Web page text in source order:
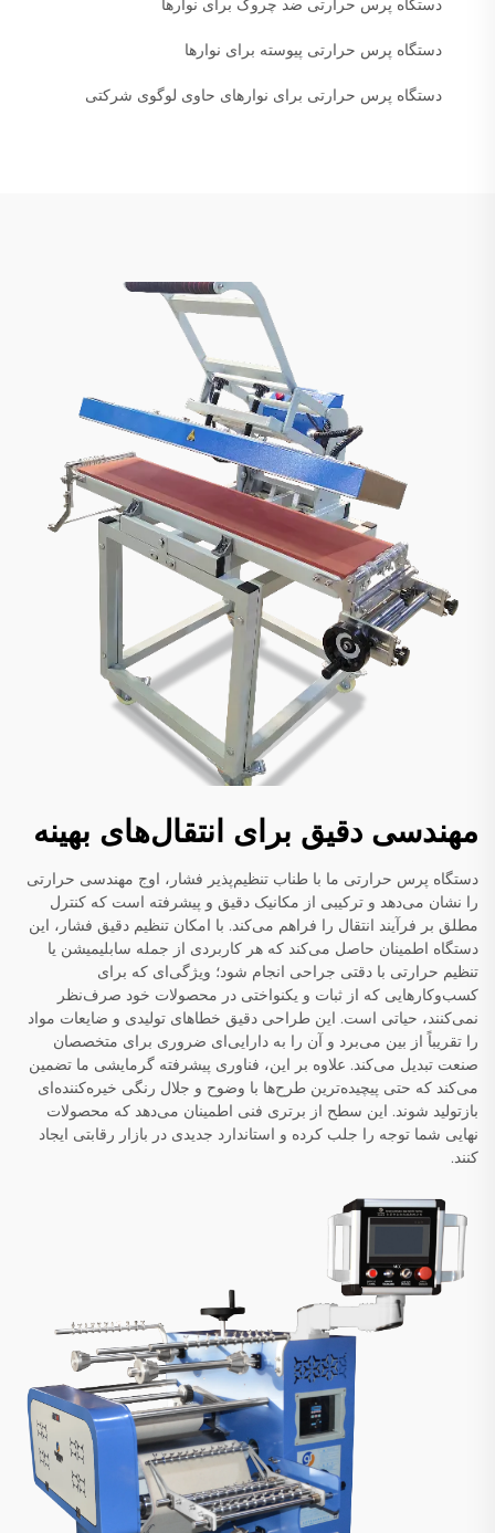
دستگاه پرس حرارتی پیوسته برای نوارها
دستگاه پرس حرارتی برای نوارهای حاوی لوگوی شرکتی
مهندسی دقیق برای انتقال‌های بهینه
دستگاه پرس حرارتی ما با طناب تنظیم‌پذیر فشار، اوج مهندسی حرارتی
را نشان می‌دهد و ترکیبی از مکانیک دقیق و پیشرفته است که کنترل
مطلق بر فرآیند انتقال را فراهم می‌کند. با امکان تنظیم دقیق فشار، این
دستگاه اطمینان حاصل می‌کند که هر کاربردی از جمله سابلیمیشن یا
تنظیم حرارتی با دقتی جراحی انجام شود؛ ویژگی‌ای که برای
کسب‌وکارهایی که از ثبات و یکنواختی در محصولات خود صرف‌نظر
نمی‌کنند، حیاتی است. این طراحی دقیق خطاهای تولیدی و ضایعات مواد
را تقریباً از بین می‌برد و آن را به دارایی‌ای ضروری برای متخصصان
صنعت تبدیل می‌کند. علاوه بر این، فناوری پیشرفته گرمایشی ما تضمین
می‌کند که حتی پیچیده‌ترین طرح‌ها با وضوح و جلال رنگی خیره‌کننده‌ای
بازتولید شوند. این سطح از برتری فنی اطمینان می‌دهد که محصولات
نهایی شما توجه را جلب کرده و استاندارد جدیدی در بازار رقابتی ایجاد
کنند.